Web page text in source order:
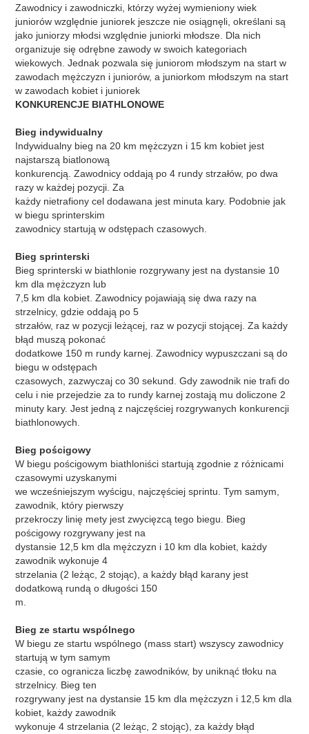
Zawodnicy i zawodniczki, którzy wyżej wymieniony wiek
juniorów względnie juniorek jeszcze nie osiągnęli, określani są
jako juniorzy młodsi względnie juniorki młodsze. Dla nich
organizuje się odrębne zawody w swoich kategoriach
wiekowych. Jednak pozwala się juniorom młodszym na start w
zawodach mężczyzn i juniorów, a juniorkom młodszym na start
w zawodach kobiet i juniorek
KONKURENCJE BIATHLONOWE
Bieg indywidualny
Indywidualny bieg na 20 km mężczyzn i 15 km kobiet jest
najstarszą biatlonową
konkurencją. Zawodnicy oddają po 4 rundy strzałów, po dwa
razy w każdej pozycji. Za
każdy nietrafiony cel dodawana jest minuta kary. Podobnie jak
w biegu sprinterskim
zawodnicy startują w odstępach czasowych.
Bieg sprinterski
Bieg sprinterski w biathlonie rozgrywany jest na dystansie 10
km dla mężczyzn lub
7,5 km dla kobiet. Zawodnicy pojawiają się dwa razy na
strzelnicy, gdzie oddają po 5
strzałów, raz w pozycji leżącej, raz w pozycji stojącej. Za każdy
błąd muszą pokonać
dodatkowe 150 m rundy karnej. Zawodnicy wypuszczani są do
biegu w odstępach
czasowych, zazwyczaj co 30 sekund. Gdy zawodnik nie trafi do
celu i nie przejedzie za to rundy karnej zostają mu doliczone 2
minuty kary. Jest jedną z najczęściej rozgrywanych konkurencji
biathlonowych.
Bieg pościgowy
W biegu pościgowym biathloniści startują zgodnie z różnicami
czasowymi uzyskanymi
we wcześniejszym wyścigu, najczęściej sprintu. Tym samym,
zawodnik, który pierwszy
przekroczy linię mety jest zwycięzcą tego biegu. Bieg
pościgowy rozgrywany jest na
dystansie 12,5 km dla mężczyzn i 10 km dla kobiet, każdy
zawodnik wykonuje 4
strzelania (2 leżąc, 2 stojąc), a każdy błąd karany jest
dodatkową rundą o długości 150
m.
Bieg ze startu wspólnego
W biegu ze startu wspólnego (mass start) wszyscy zawodnicy
startują w tym samym
czasie, co ogranicza liczbę zawodników, by uniknąć tłoku na
strzelnicy. Bieg ten
rozgrywany jest na dystansie 15 km dla mężczyzn i 12,5 km dla
kobiet, każdy zawodnik
wykonuje 4 strzelania (2 leżąc, 2 stojąc), za każdy błąd